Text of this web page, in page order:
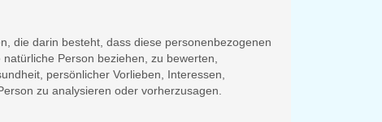
die darin besteht, dass diese personenbezogenen
Person beziehen, zu bewerten,
persönlicher Vorlieben, Interessen,
zu analysieren oder vorherzusagen.